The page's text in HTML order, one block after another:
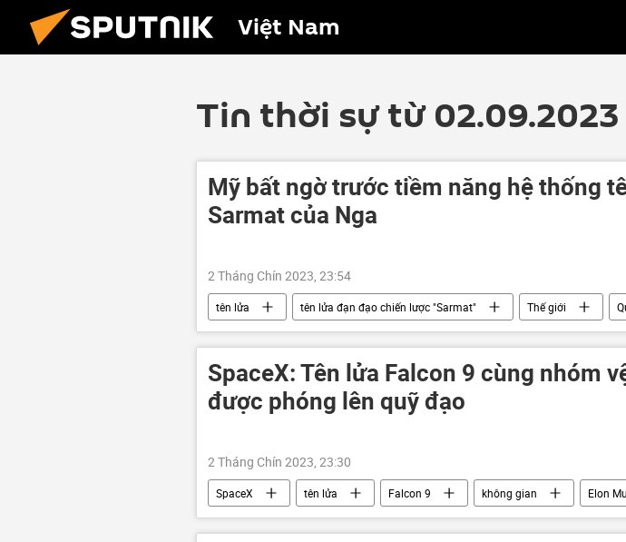
Việt Nam
Tin thời sự từ 02.09.2023
Mỹ bất ngờ trước tiềm năng hệ thống
Sarmat của Nga
2 Tháng Chín 2023, 23:54
tên lửa tên lửa đạn đạo chiến lược "Sarmat" Thế giới
Báo chí thế giới
phương Tây Hoa Kỳ sản xuất
SpaceX: Tên lửa Falcon 9 cùng nhóm
được phóng lên quỹ đạo
2 Tháng Chín 2023, 23:30
SpaceX tên lửa Falcon 9 không gian Elon
Thế giới
Trái Đất